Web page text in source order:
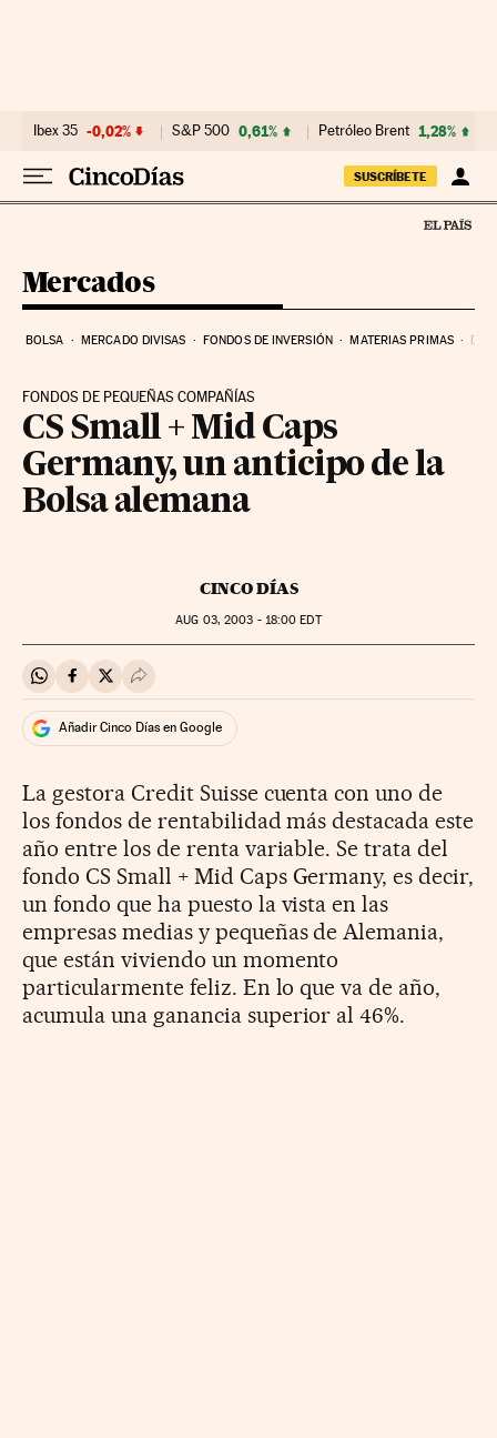
Ibex 35 -0,02% S&P 500 0,61% Petróleo Brent 1,28%
SUSCRÍBETE
Mercados
BOLSA MERCADO DIVISAS FONDOS DE INVERSIÓN MATERIAS PRIMAS
FONDOS DE PEQUEÑAS COMPAÑÍAS
CS Small + Mid Caps
Germany, un anticipo de la
Bolsa alemana
CINCO DÍAS
AUG 03, 2003 - 18:00 EDT
Compartir en Whatsapp
Compartir en Facebook
Compartir en Twitter
Desplegar Redes Sociales
Añadir Cinco Días en Google
La gestora Credit Suisse cuenta con uno de
los fondos de rentabilidad más destacada este
año entre los de renta variable. Se trata del
fondo CS Small + Mid Caps Germany, es decir,
un fondo que ha puesto la vista en las
empresas medias y pequeñas de Alemania,
que están viviendo un momento
particularmente feliz. En lo que va de año,
acumula una ganancia superior al 46%.